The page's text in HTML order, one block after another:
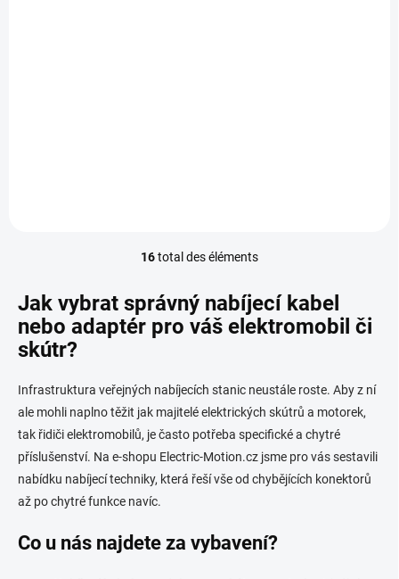
C
n
r
e
d
e
s
l
s
s
16total des éléments
Jak vybrat správný nabíjecí kabel
nebo adaptér pro váš elektromobil či
skútr?
Infrastruktura veřejných nabíjecích stanic neustále roste. Aby z ní
ale mohli naplno těžit jak majitelé elektrických skútrů a motorek,
tak řidiči elektromobilů, je často potřeba specifické a chytré
příslušenství. Na e-shopu Electric-Motion.cz jsme pro vás sestavili
nabídku nabíjecí techniky, která řeší vše od chybějících konektorů
až po chytré funkce navíc.
Co u nás najdete za vybavení?